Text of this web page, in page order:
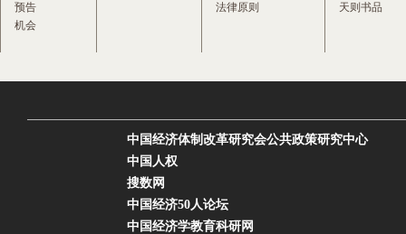
预告
机会
法律原则
天则书品
中国经济体制改革研究会公共政策研究中心
中国人权
搜数网
中国经济50人论坛
中国经济学教育科研网